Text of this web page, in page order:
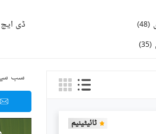
(
48
)
(
35
)
ڈی ایچ
ٹائیٹینیم
سب سے